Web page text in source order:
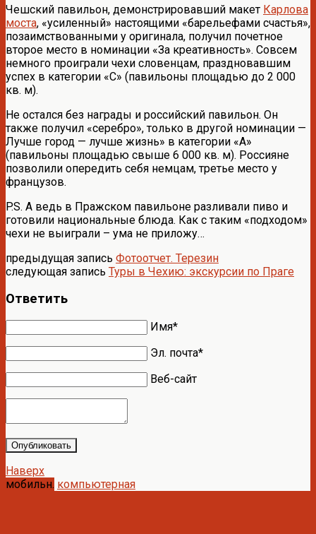
Чешский павильон, демонстрировавший макет Карлова
моста, «усиленный» настоящими «барельефами счастья»,
позаимствованными у оригинала, получил почетное
второе место в номинации «За креативность». Совсем
немного проиграли чехи словенцам, праздновавшим
успех в категории «С» (павильоны площадью до 2 000
кв. м).
Не остался без награды и российский павильон. Он
также получил «серебро», только в другой номинации —
Лучше город — лучше жизнь» в категории «А»
(павильоны площадью свыше 6 000 кв. м). Россияне
позволили опередить себя немцам, третье место у
французов.
P.S. А ведь в Пражском павильоне разливали пиво и
готовили национальные блюда. Как с таким «подходом»
чехи не выиграли – ума не приложу…
предыдущая запись Фотоотчет. Терезин
следующая запись Туры в Чехию: экскурсии по Праге
Ответить
Имя*
Эл. почта*
Веб-сайт
Опубликовать
Наверх
мобильн. компьютерная